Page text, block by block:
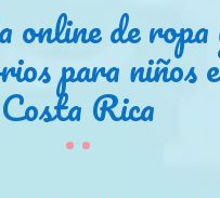
online de
para niños
Costa Rica